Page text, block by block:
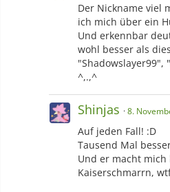
Der Nickname viel
ich mich über ein
Und erkennbar
wohl besser als
"Shadowslayer99",
^,.,^
Shinjas 8.
Auf jeden Fall! :D
Tausend Mal
Und er macht
Kaiserschmarrn,